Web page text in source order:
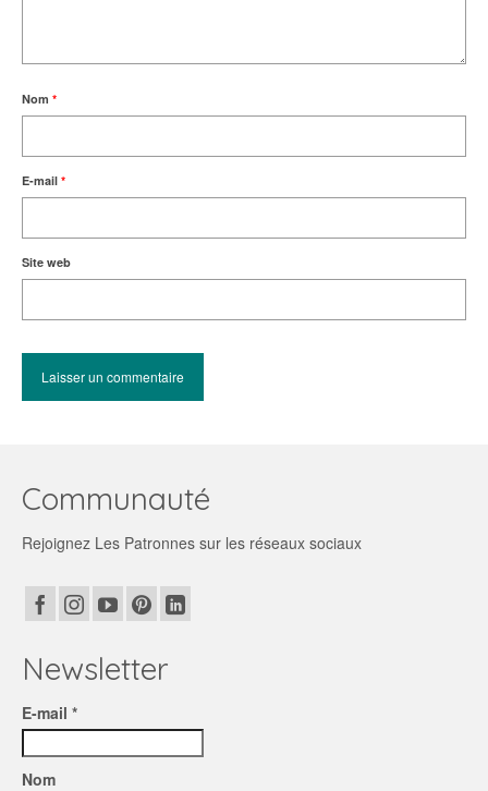
Nom *
E-mail *
Site web
Communauté
Rejoignez Les Patronnes sur les réseaux sociaux
Newsletter
E-mail *
Nom